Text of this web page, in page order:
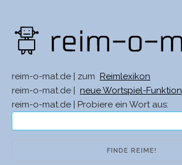
reim-o-mat.de | zum
Reimlexikon
reim-o-mat.de |
neue Wortspiel-Funktion
reim-o-mat.de | Probiere ein Wort aus: